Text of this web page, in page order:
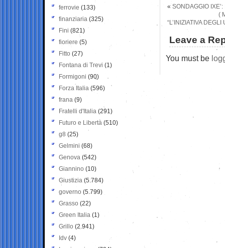
« SONDAGGIO
(
“L’INIZIATIVA
Leave a
You must be
ferrovie (133)
finanziaria (325)
Fini (821)
fioriere (5)
Fitto (27)
Fontana di Trevi (1)
Formigoni (90)
Forza Italia (596)
frana (9)
Fratelli d'Italia (291)
Futuro e Libertà (510)
g8 (25)
Gelmini (68)
Genova (542)
Giannino (10)
Giustizia (5.784)
governo (5.799)
Grasso (22)
Green Italia (1)
Grillo (2.941)
Idv (4)